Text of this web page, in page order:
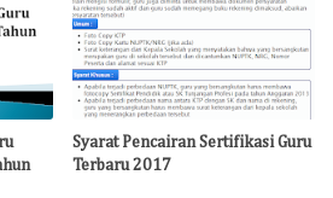
Syarat Pencairan Sertifikasi Guru
Terbaru 2017